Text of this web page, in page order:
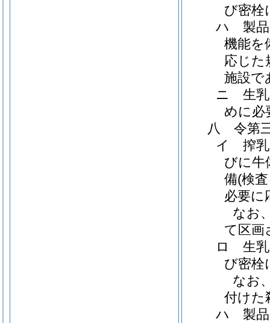
び密栓
ハ 製品
機能を
応じた
施設で
ニ 生乳
めに必
八 令第
イ 搾乳
びに牛
備(検
必要に
なお
て区画
ロ 生乳
び密栓
なお
付けた
ハ 製品